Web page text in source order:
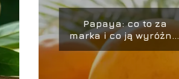
Papaya: co to za
marka i co ją wyróżnia
na rynku?